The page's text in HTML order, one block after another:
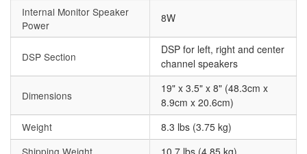
Internal Monitor Speaker
Power
8W
DSP Section
DSP for left, right and center
channel speakers
Dimensions
19" x 3.5" x 8" (48.3cm x
8.9cm x 20.6cm)
Weight
8.3 lbs (3.75 kg)